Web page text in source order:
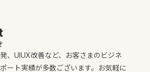
、UIUX改善など、お客さまのビジネ
ート実績が多数ございます。お気軽に